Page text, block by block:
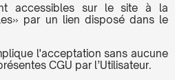
accessibles sur le site à la
par un lien disposé dans le
l'acceptation sans aucune
CGU par l’Utilisateur.